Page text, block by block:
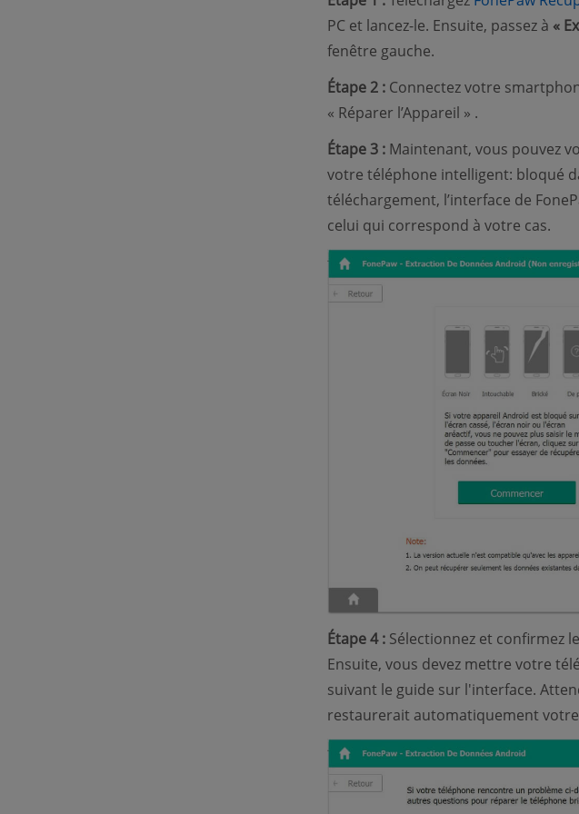
PC et lancez-le. Ensuite, passez à «
fenêtre gauche.
Étape 2 :Connectez votre
« Réparer l’Appareil » .
Étape 3 :Maintenant, vous pouvez
votre téléphone intelligent: bloqué
téléchargement, l’interface de
celui qui correspond à votre cas.
Étape 4 :Sélectionnez et confirmez
Ensuite, vous devez mettre votre
suivant le guide sur l'interface.
restaurerait automatiquement